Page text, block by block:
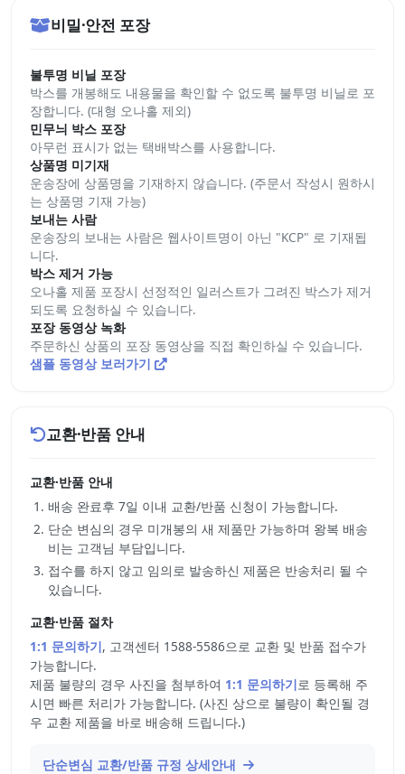
비밀·안전 포장
불투명 비닐 포장
박스를 개봉해도 내용물을 확인할 수 없도록 불투명 비닐로 포
장합니다. (대형 오나홀 제외)
민무늬 박스 포장
아무런 표시가 없는 택배박스를 사용합니다.
상품명 미기재
운송장에 상품명을 기재하지 않습니다. (주문서 작성시 원하시
는 상품명 기재 가능)
보내는 사람
운송장의 보내는 사람은 웹사이트명이 아닌 "KCP" 로 기재됩
니다.
박스 제거 가능
오나홀 제품 포장시 선정적인 일러스트가 그려진 박스가 제거
되도록 요청하실 수 있습니다.
포장 동영상 녹화
주문하신 상품의 포장 동영상을 직접 확인하실 수 있습니다.
샘플 동영상 보러가기
교환·반품 안내
교환·반품 안내
배송 완료후 7일 이내 교환/반품 신청이 가능합니다.
단순 변심의 경우 미개봉의 새 제품만 가능하며 왕복 배송
비는 고객님 부담입니다.
접수를 하지 않고 임의로 발송하신 제품은 반송처리 될 수
있습니다.
교환·반품 절차
1:1 문의하기, 고객센터 1588-5586으로 교환 및 반품 접수가
가능합니다.
제품 불량의 경우 사진을 첨부하여 1:1 문의하기로 등록해 주
시면 빠른 처리가 가능합니다. (사진 상으로 불량이 확인될 경
우 교환 제품을 바로 배송해 드립니다.)
단순변심 교환/반품 규정 상세안내